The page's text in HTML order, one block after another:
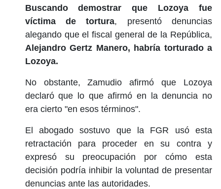
Buscando demostrar que Lozoya fue
víctima de tortura, presentó denuncias
alegando que el fiscal general de la República,
Alejandro Gertz Manero, habría torturado a
Lozoya.
No obstante, Zamudio afirmó que Lozoya
declaró que lo que afirmó en la denuncia no
era cierto "en esos términos".
El abogado sostuvo que la FGR usó esta
retractación para proceder en su contra y
expresó su preocupación por cómo esta
decisión podría inhibir la voluntad de presentar
denuncias ante las autoridades.